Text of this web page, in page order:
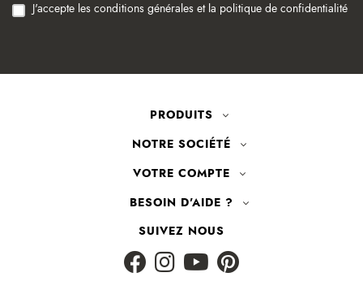
J'accepte les conditions générales et la politique de confidentialité
PRODUITS
NOTRE SOCIÉTÉ
VOTRE COMPTE
BESOIN D'AIDE ?
SUIVEZ NOUS